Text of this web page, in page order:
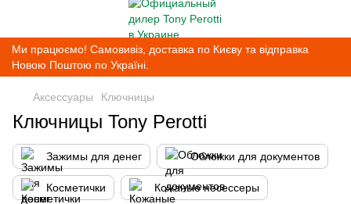
Ми працюємо! Самовивіз, доставка по Києву та відправка
Новою Поштою по Україні.
Аксессуары Ключницы
Ключницы Tony Perotti
Зажимы для денег Обложки для документов
Косметички Кожаные несессеры